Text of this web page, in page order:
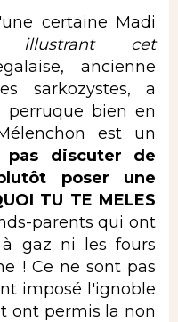
certaine Madi
illustrant cet
ancienne
sarkozystes, a
perruque bien en
est un
discuter de
poser une
TU TE MELES
parents qui ont
gaz ni les fours
! Ce ne sont pas
imposé l'ignoble
ont permis la non